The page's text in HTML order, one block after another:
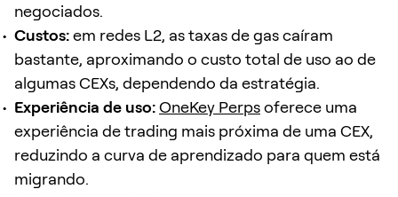
negociados.
Custos:em redes L2, as taxas de gas caíram
bastante, aproximando o custo total de uso ao de
algumas CEXs, dependendo da estratégia.
Experiência de uso:OneKey Perpsoferece uma
experiência de trading mais próxima de uma CEX,
reduzindo a curva de aprendizado para quem está
migrando.